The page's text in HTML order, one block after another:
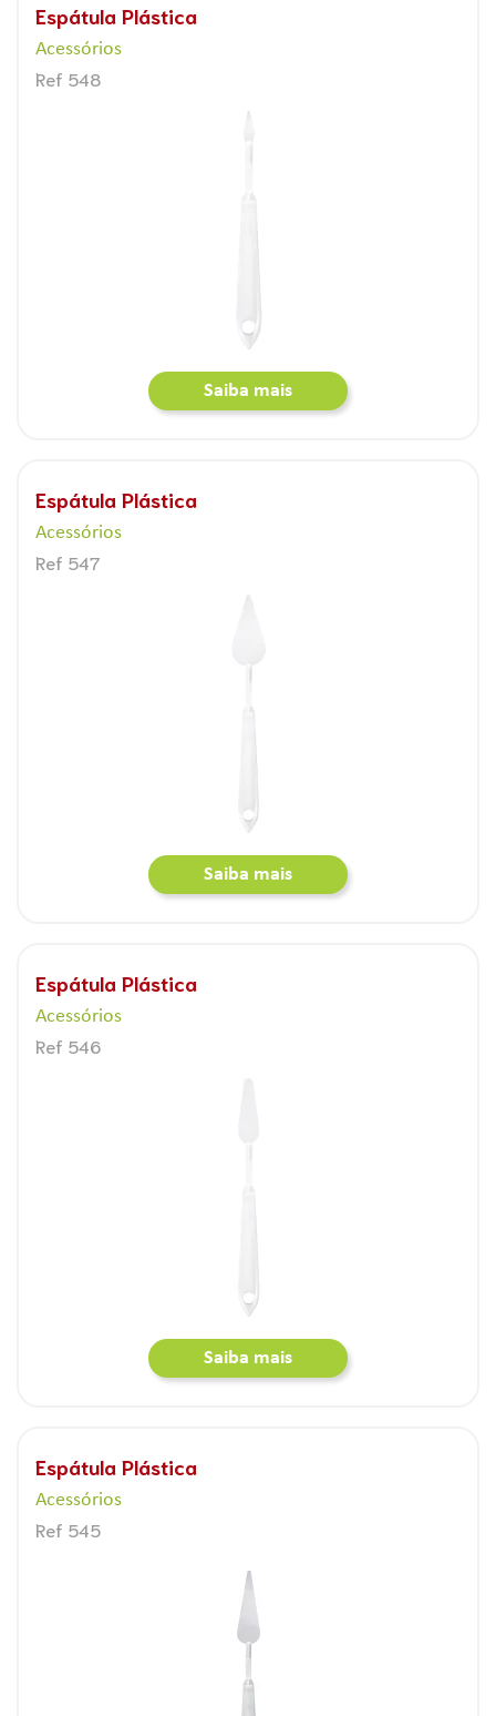
Espátula Plástica
Acessórios
Ref 548
Saiba mais
Espátula Plástica
Acessórios
Ref 547
Saiba mais
Espátula Plástica
Acessórios
Ref 546
Saiba mais
Espátula Plástica
Acessórios
Ref 545